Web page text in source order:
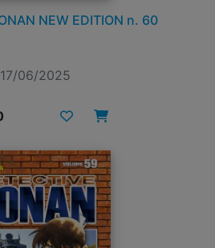
NEW EDITION n. 60
17/06/2025